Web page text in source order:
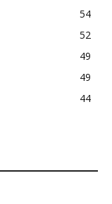
54
52
49
49
44